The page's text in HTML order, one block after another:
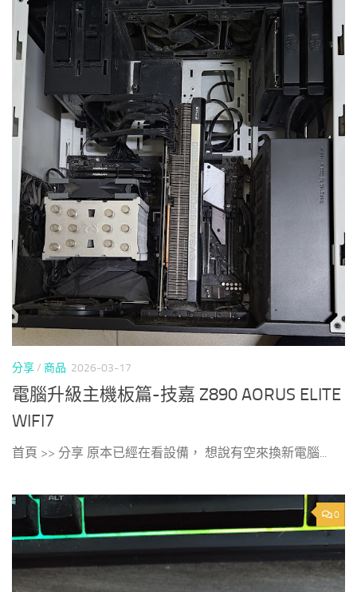
分享/ 商品 2026-03-17
電腦升級主機板篇-技嘉 Z890 AORUS ELITE
WIFI7
首頁 >> 分享 原本已經在看設備， 想說有空來換新電腦...
0